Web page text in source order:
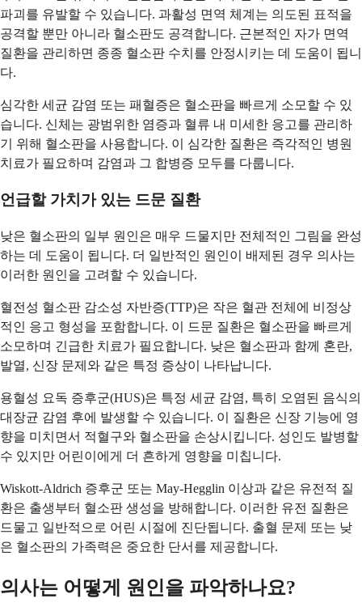
파괴를 유발할 수 있습니다. 과활성 면역 체계는 의도된 표적을
공격할 뿐만 아니라 혈소판도 공격합니다. 근본적인 자가 면역
질환을 관리하면 종종 혈소판 수치를 안정시키는 데 도움이 됩니
다.
심각한 세균 감염 또는 패혈증은 혈소판을 빠르게 소모할 수 있
습니다. 신체는 광범위한 염증과 혈류 내 미세한 응고를 관리하
기 위해 혈소판을 사용합니다. 이 심각한 질환은 즉각적인 병원
치료가 필요하며 감염과 그 합병증 모두를 다룹니다.
언급할 가치가 있는 드문 질환
낮은 혈소판의 일부 원인은 매우 드물지만 전체적인 그림을 완성
하는 데 도움이 됩니다. 더 일반적인 원인이 배제된 경우 의사는
이러한 원인을 고려할 수 있습니다.
혈전성 혈소판 감소성 자반증(TTP)은 작은 혈관 전체에 비정상
적인 응고 형성을 포함합니다. 이 드문 질환은 혈소판을 빠르게
소모하며 긴급한 치료가 필요합니다. 낮은 혈소판과 함께 혼란,
발열, 신장 문제와 같은 특정 증상이 나타납니다.
용혈성 요독 증후군(HUS)은 특정 세균 감염, 특히 오염된 음식의
대장균 감염 후에 발생할 수 있습니다. 이 질환은 신장 기능에 영
향을 미치면서 적혈구와 혈소판을 손상시킵니다. 성인도 발병할
수 있지만 어린이에게 더 흔하게 영향을 미칩니다.
Wiskott-Aldrich 증후군 또는 May-Hegglin 이상과 같은 유전적 질
환은 출생부터 혈소판 생성을 방해합니다. 이러한 유전 질환은
드물고 일반적으로 어린 시절에 진단됩니다. 출혈 문제 또는 낮
은 혈소판의 가족력은 중요한 단서를 제공합니다.
의사는 어떻게 원인을 파악하나요?